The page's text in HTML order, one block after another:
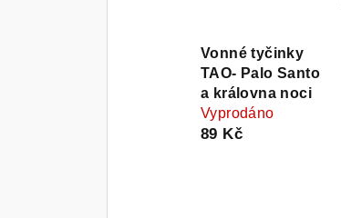
Vonné tyčinky
TAO- Palo Santo
a královna noci
Vyprodáno
89 Kč